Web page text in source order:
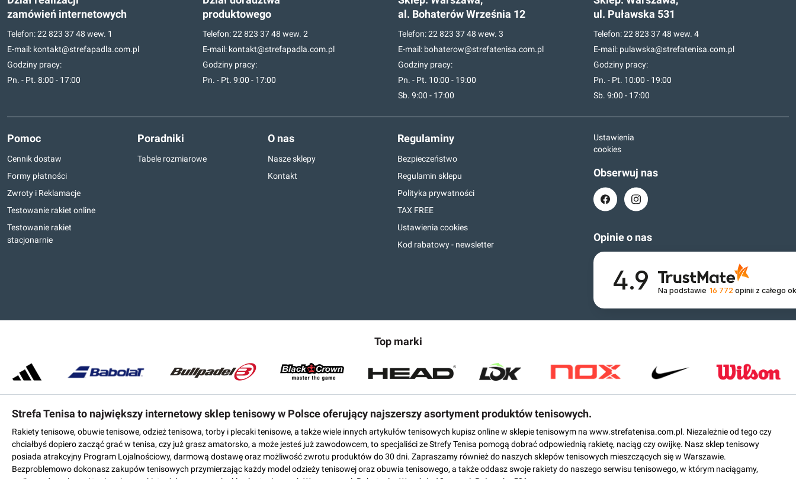
zamówień internetowych
Telefon:22 823 37 48 wew. 1
E-mail: kontakt@strefapadla.com.pl
Godziny pracy:
Pn. - Pt. 8:00 - 17:00
produktowego
Telefon:22 823 37 48 wew. 2
E-mail: kontakt@strefapadla.com.pl
Godziny pracy:
Pn. - Pt. 9:00 - 17:00
al. Bohaterów Września 12
Telefon:22 823 37 48 wew. 3
E-mail: bohaterow@strefatenisa.com.pl
Godziny pracy:
Pn. - Pt. 10:00 - 19:00
Sb. 9:00 - 17:00
ul. Puławska 531
Telefon:22 823 37 48 wew. 4
E-mail: pulawska@strefatenisa.com.pl
Godziny pracy:
Pn. - Pt. 10:00 - 19:00
Sb. 9:00 - 17:00
Pomoc
Cennik dostaw
Formy płatności
Zwroty i Reklamacje
Testowanie rakiet online
Testowanie rakiet
stacjonarnie
Poradniki
Tabele rozmiarowe
O nas
Nasze sklepy
Kontakt
Regulaminy
Bezpieczeństwo
Regulamin sklepu
Polityka prywatności
TAX FREE
Ustawienia cookies
Kod rabatowy - newsletter
Ustawienia
cookies
Obserwuj nas
Opinie o nas
4.9 Na podstawie 16 772 opinii z całego
Top marki
Strefa Tenisa to największy internetowy sklep tenisowy w Polsce oferujący najszerszy asortyment produktów tenisowych.
Rakiety tenisowe, obuwie tenisowe, odzież tenisowa, torby i plecaki tenisowe, a także wiele innych artykułów tenisowych kupisz online w sklepie tenisowym na www.strefatenisa.com.pl. Niezależnie od tego czy
chciałbyś dopiero zacząć grać w tenisa, czy już grasz amatorsko, a może jesteś już zawodowcem, to specjaliści ze Strefy Tenisa pomogą dobrać odpowiednią rakietę, naciąg czy owijkę. Nasz sklep tenisowy
posiada atrakcyjny Program Lojalnościowy, darmową dostawę oraz możliwość zwrotu produktów do 30 dni. Zapraszamy również do naszych sklepów tenisowych mieszczących się w Warszawie.
Bezproblemowo dokonasz zakupów tenisowych przymierzając każdy model odzieży tenisowej oraz obuwia tenisowego, a także oddasz swoje rakiety do naszego serwisu tenisowego, w którym naciągamy,